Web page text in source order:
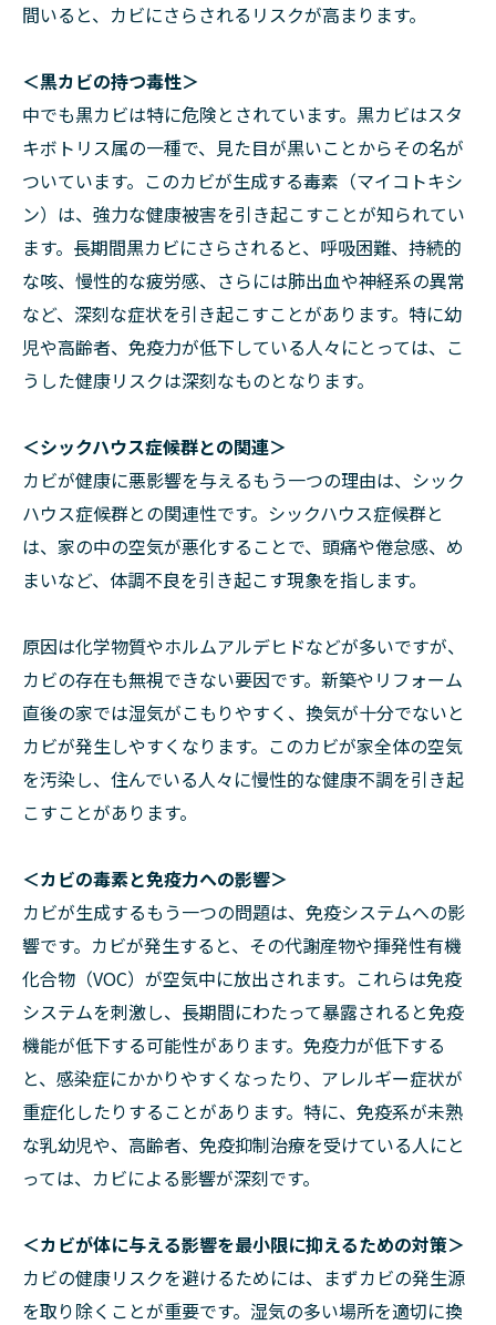
間いると、カビにさらされるリスクが高まります。
＜黒カビの持つ毒性＞
中でも黒カビは特に危険とされています。黒カビはスタ
キボトリス属の一種で、見た目が黒いことからその名が
ついています。このカビが生成する毒素（マイコトキシ
ン）は、強力な健康被害を引き起こすことが知られてい
ます。長期間黒カビにさらされると、呼吸困難、持続的
な咳、慢性的な疲労感、さらには肺出血や神経系の異常
など、深刻な症状を引き起こすことがあります。特に幼
児や高齢者、免疫力が低下している人々にとっては、こ
うした健康リスクは深刻なものとなります。
＜シックハウス症候群との関連＞
カビが健康に悪影響を与えるもう一つの理由は、シック
ハウス症候群との関連性です。シックハウス症候群と
は、家の中の空気が悪化することで、頭痛や倦怠感、め
まいなど、体調不良を引き起こす現象を指します。
原因は化学物質やホルムアルデヒドなどが多いですが、
カビの存在も無視できない要因です。新築やリフォーム
直後の家では湿気がこもりやすく、換気が十分でないと
カビが発生しやすくなります。このカビが家全体の空気
を汚染し、住んでいる人々に慢性的な健康不調を引き起
こすことがあります。
＜カビの毒素と免疫力への影響＞
カビが生成するもう一つの問題は、免疫システムへの影
響です。カビが発生すると、その代謝産物や揮発性有機
化合物（VOC）が空気中に放出されます。これらは免疫
システムを刺激し、長期間にわたって暴露されると免疫
機能が低下する可能性があります。免疫力が低下する
と、感染症にかかりやすくなったり、アレルギー症状が
重症化したりすることがあります。特に、免疫系が未熟
な乳幼児や、高齢者、免疫抑制治療を受けている人にと
っては、カビによる影響が深刻です。
＜カビが体に与える影響を最小限に抑えるための対策＞
カビの健康リスクを避けるためには、まずカビの発生源
を取り除くことが重要です。湿気の多い場所を適切に換